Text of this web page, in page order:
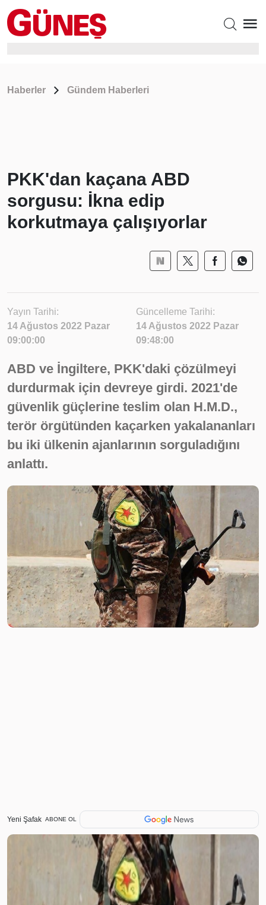
Haberler Gündem Haberleri
PKK'dan kaçana ABD
sorgusu: İkna edip
korkutmaya çalışıyorlar
Yayın Tarihi:
14 Ağustos 2022 Pazar
09:00:00
Güncelleme Tarihi:
14 Ağustos 2022 Pazar
09:48:00
ABD ve İngiltere, PKK'daki çözülmeyi
durdurmak için devreye girdi. 2021'de
güvenlik güçlerine teslim olan H.M.D.,
terör örgütünden kaçarken yakalananları
bu iki ülkenin ajanlarının sorguladığını
anlattı.
Yeni Şafak ABONE OL